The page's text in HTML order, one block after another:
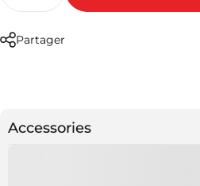
Partager
Accessories